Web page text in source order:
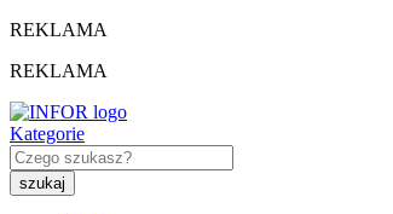
REKLAMA
REKLAMA
Kategorie